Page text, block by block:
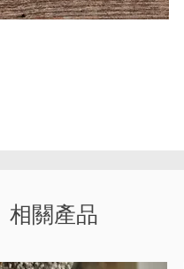
相關產品